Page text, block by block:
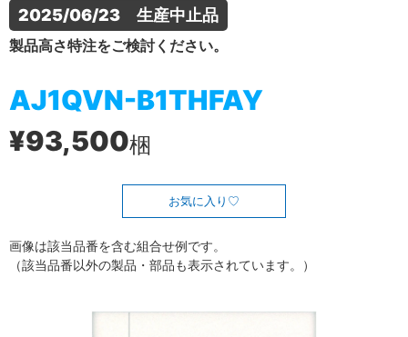
2025/06/23　生産中止品
製品高さ特注をご検討ください。
AJ1QVN-B1THFAY
¥93,500梱
お気に入り
画像は該当品番を含む組合せ例です。
（該当品番以外の製品・部品も表示されています。）